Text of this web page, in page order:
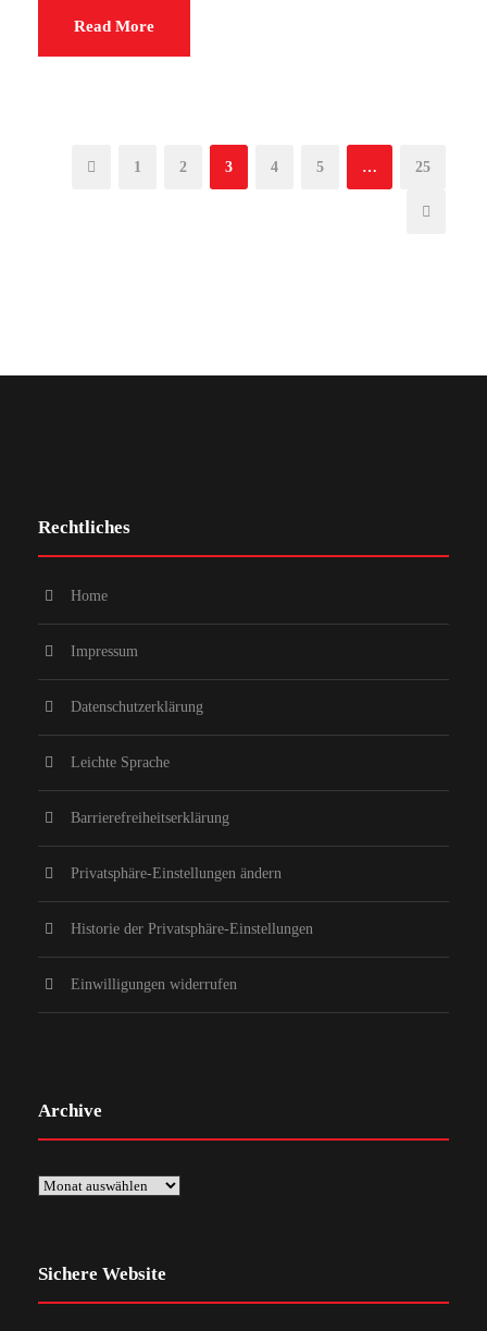
Read More
1 2 3 4 5 … 25
Rechtliches
Home
Impressum
Datenschutzerklärung
Leichte Sprache
Barrierefreiheitserklärung
Privatsphäre-Einstellungen ändern
Historie der Privatsphäre-Einstellungen
Einwilligungen widerrufen
Archive
Sichere Website